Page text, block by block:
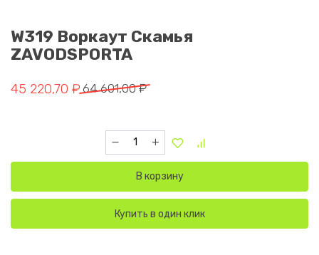
W319 Воркаут Скамья
ZAVODSPORTA
64 601,00₽
Первоначальная цена составляла 64 601,00 ₽.
45 220,70 ₽
Текущая цена: 45 220,70 ₽.
Количество товара W319 Воркаут Скамья
В корзину
Купить в один клик